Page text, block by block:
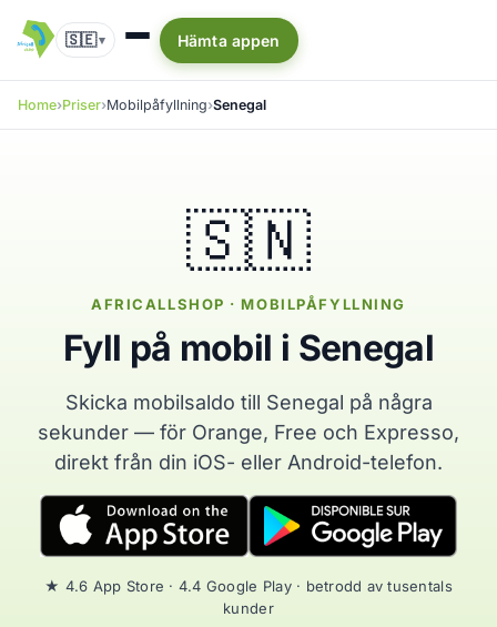
🇸🇪▾ Hämta appen
Home Priser Mobilpåfyllning Senegal
🇸🇳
AFRICALLSHOP · MOBILPÅFYLLNING
Fyll på mobil i Senegal
Skicka mobilsaldo till Senegal på några
sekunder — för Orange, Free och Expresso,
direkt från din iOS- eller Android-telefon.
★ 4.6 App Store · 4.4 Google Play · betrodd av tusentals
kunder